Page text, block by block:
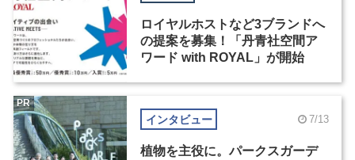
ロイヤルホストなど3ブランドへ
の提案を募集！「丹青社空間ア
ワード with ROYAL」が開始
インタビュー 7/13
植物を主役に。パークスガーデ
PR